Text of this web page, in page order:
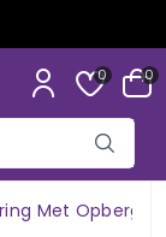
0 0
Met